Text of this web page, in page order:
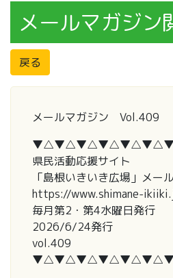
メールマガジン
戻る
メールマガジン Vol.409
県民活動応援サイト
「島根いきいき広場」メー
https://www.shimane-
毎月第2・第4水曜日発行
2026/6/24発行
vol.409